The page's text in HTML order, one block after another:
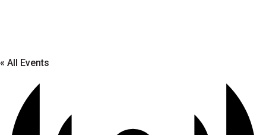
« All Events